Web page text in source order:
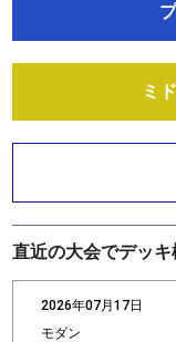
ミ
直近の大会でデッキ
2026年07月17日
モダン